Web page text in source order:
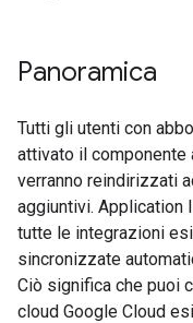
Panoramica
Tutti gli utenti con
attivato il componente
verranno reindirizzati
aggiuntivi. Application
tutte le integrazioni
sincronizzate
Ciò significa che puoi
cloud Google Cloud